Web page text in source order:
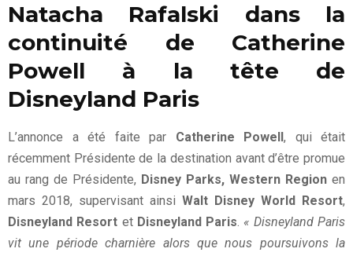
Natacha Rafalski dans la
continuité de Catherine
Powell à la tête de
Disneyland Paris
L’annonce a été faite par Catherine Powell , qui était
récemment Présidente de la destination avant d’être promue
au rang de Présidente, Disney Parks, Western Region en
mars 2018, supervisant ainsi Walt Disney World Resort,
Disneyland Resort et Disneyland Paris. « Disneyland Paris
vit une période charnière alors que nous poursuivons la